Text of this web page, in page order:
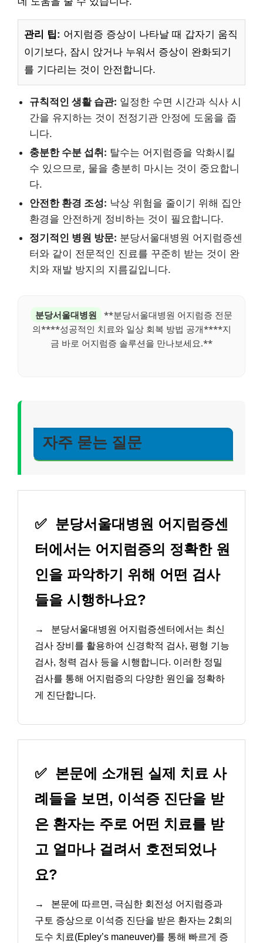
관리 팁: 어지럼증 증상이 나타날 때 갑자기 움직
이기보다, 잠시 앉거나 누워서 증상이 완화되기
를 기다리는 것이 안전합니다.
규칙적인 생활 습관: 일정한 수면 시간과 식사 시
간을 유지하는 것이 전정기관 안정에 도움을 줍
니다.
충분한 수분 섭취: 탈수는 어지럼증을 악화시킬
수 있으므로, 물을 충분히 마시는 것이 중요합니
다.
안전한 환경 조성: 낙상 위험을 줄이기 위해 집안
환경을 안전하게 정비하는 것이 필요합니다.
정기적인 병원 방문: 분당서울대병원 어지럼증센
터와 같이 전문적인 진료를 꾸준히 받는 것이 완
치와 재발 방지의 지름길입니다.
분당서울대병원
**분당서울대병원 어지럼증 전문
의****성공적인 치료와 일상 회복 방법 공개****지
금 바로 어지럼증 솔루션을 만나보세요.**
자주 묻는 질문
✅ 분당서울대병원 어지럼증센
터에서는 어지럼증의 정확한 원
인을 파악하기 위해 어떤 검사
들을 시행하나요?
→
분당서울대병원 어지럼증센터에서는 최신
검사 장비를 활용하여 신경학적 검사, 평형 기능
검사, 청력 검사 등을 시행합니다. 이러한 정밀
검사를 통해 어지럼증의 다양한 원인을 정확하
게 진단합니다.
✅ 본문에 소개된 실제 치료 사
례들을 보면, 이석증 진단을 받
은 환자는 주로 어떤 치료를 받
고 얼마나 걸려서 호전되었나
요?
→
본문에 따르면, 극심한 회전성 어지럼증과
구토 증상으로 이석증 진단을 받은 환자는 2회의
도수 치료(Epley’s maneuver)를 통해 빠르게 증